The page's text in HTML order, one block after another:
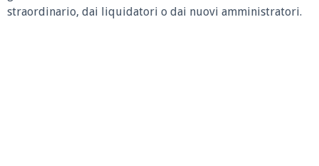
straordinario, dai liquidatori o dai nuovi amministratori.